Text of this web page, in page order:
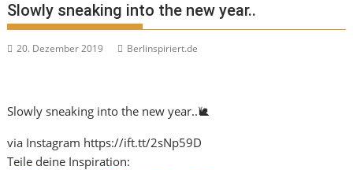
Slowly sneaking into the new year..
20. Dezember 2019 Berlinspiriert.de
Slowly sneaking into the new year..🐌
via Instagram https://ift.tt/2sNp59D
Teile deine Inspiration: